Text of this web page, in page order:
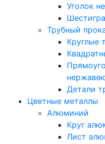
Уголок
Трубный
Круглые
Детали
Цветные металлы
Алюминий
Круг
Лист